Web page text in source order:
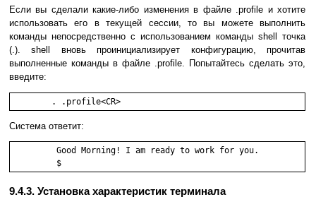
Если вы сделали какие-либо изменения в файле .profile и хотите
использовать его в текущей сессии, то вы можете выполнить
команды непосредственно с использованием команды shell точка
(.). shell вновь проинициализирует конфигурацию, прочитав
выполненные команды в файле .profile. Попытайтесь сделать это,
введите:
	. .profile<CR>
Система ответит:
         Good Morning! I am ready to work for you.
         $
9.4.3. Установка характеристик терминала